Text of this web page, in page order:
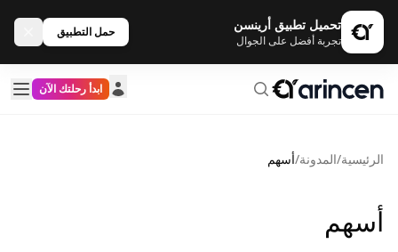
تحميل تطبيق أرينسن
تجربة أفضل على الجوال
حمل التطبيق
ابدأ رحلتك الآن
الرئيسية/المدونة/أسهم
أسهم